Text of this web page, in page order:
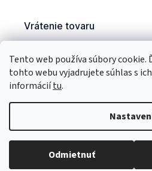
Tento web používa súbory cookie.
tohto webu vyjadrujete súhlas s
informáciítu.
Odmietnuť